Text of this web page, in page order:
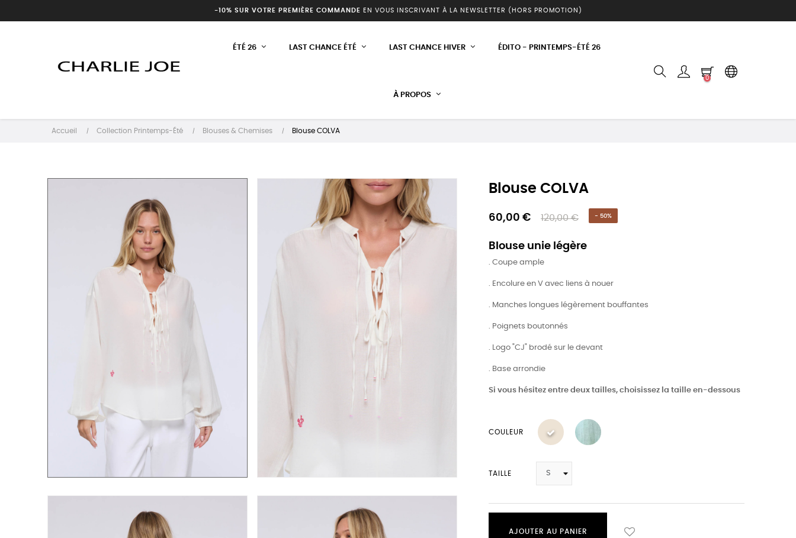
-10% SUR VOTRE PREMIÈRE COMMANDE EN VOUS INSCRIVANT À LA NEWSLETTER (HORS PROMOTION)
ÉTÉ 26 LAST CHANCE ÉTÉ LAST CHANCE HIVER ÉDITO - PRINTEMPS-ÉTÉ 26
À PROPOS
0
Accueil Collection Printemps-Été Blouses & Chemises Blouse COLVA
Blouse COLVA
60,00 € 120,00 € - 50%
Blouse unie légère
. Coupe ample
. Encolure en V avec liens à nouer
. Manches longues légèrement bouffantes
. Poignets boutonnés
. Logo "CJ" brodé sur le devant
. Base arrondie
Si vous hésitez entre deux tailles, choisissez la taille en-dessous
COULEUR
TAILLE
AJOUTER AU PANIER